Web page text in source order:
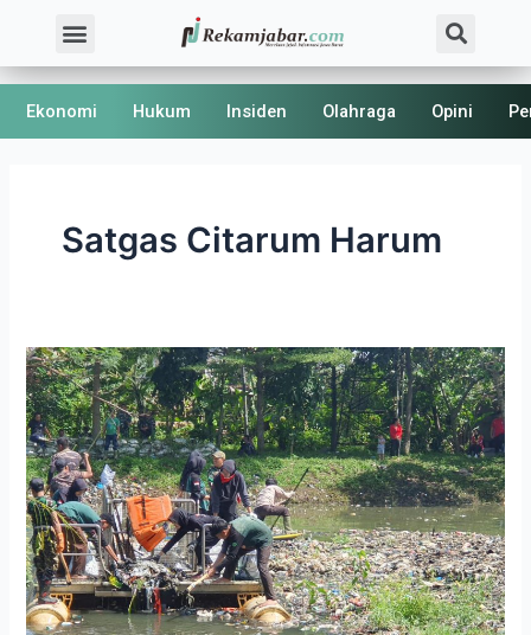
content
Menu
Ekonomi Hukum Insiden Olahraga Opini
Satgas Citarum Harum
Masyarakat
dan
Pemerintah
Angkut
Bertruk-
truk
Sampah
dari
Sungai
Citarum